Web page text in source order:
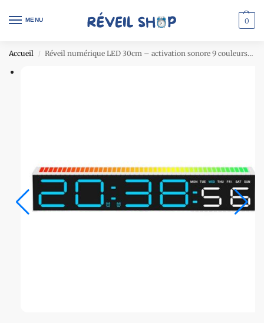
MENU 0
Accueil / Réveil numérique LED 30cm – activation sonore 9 couleurs – coque blanche & écran bleu